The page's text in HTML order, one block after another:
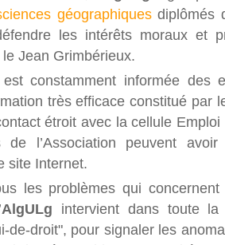
géographiquesdiplômés
les intérêts moraux et
le Jean Grimbérieux.
est constamment informée des
très efficace constitué par
étroit avec la cellule Emploi
de l’Association peuvent
site Internet.
les problèmes qui
AlgULg intervient dans toute
de-droit", pour signaler les